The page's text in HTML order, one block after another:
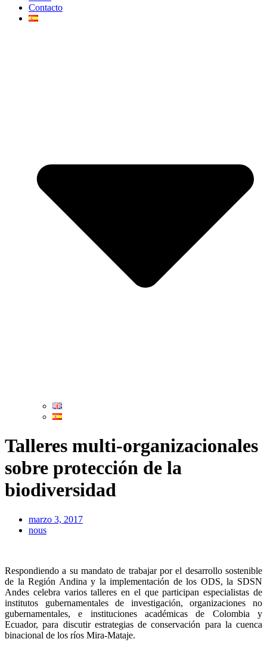
Contacto
Talleres multi-organizacionales
sobre protección de la
biodiversidad
marzo 3, 2017
nous
Respondiendo a su mandato de trabajar por el desarrollo sostenible
de la Región Andina y la implementación de los ODS, la SDSN
Andes celebra varios talleres en el que participan especialistas de
institutos gubernamentales de investigación, organizaciones no
gubernamentales, e instituciones académicas de Colombia y
Ecuador, para discutir estrategias de conservación para la cuenca
binacional de los ríos Mira-Mataje.